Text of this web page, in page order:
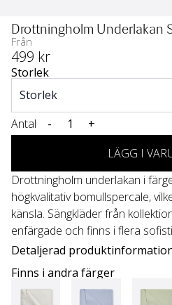
Drottningholm Underlakan
Från
499 kr
Storlek
Antal -
+
LÄGG I
Drottningholm underlakan i
högkvalitativ bomullspercale,
känsla. Sängkläder från
enfärgade och finns i flera
Detaljerad
Finns i andra färger